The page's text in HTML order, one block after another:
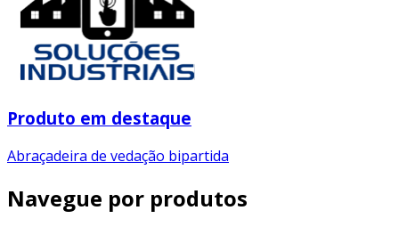
Produto em destaque
Abraçadeira de vedação bipartida
Navegue por produtos